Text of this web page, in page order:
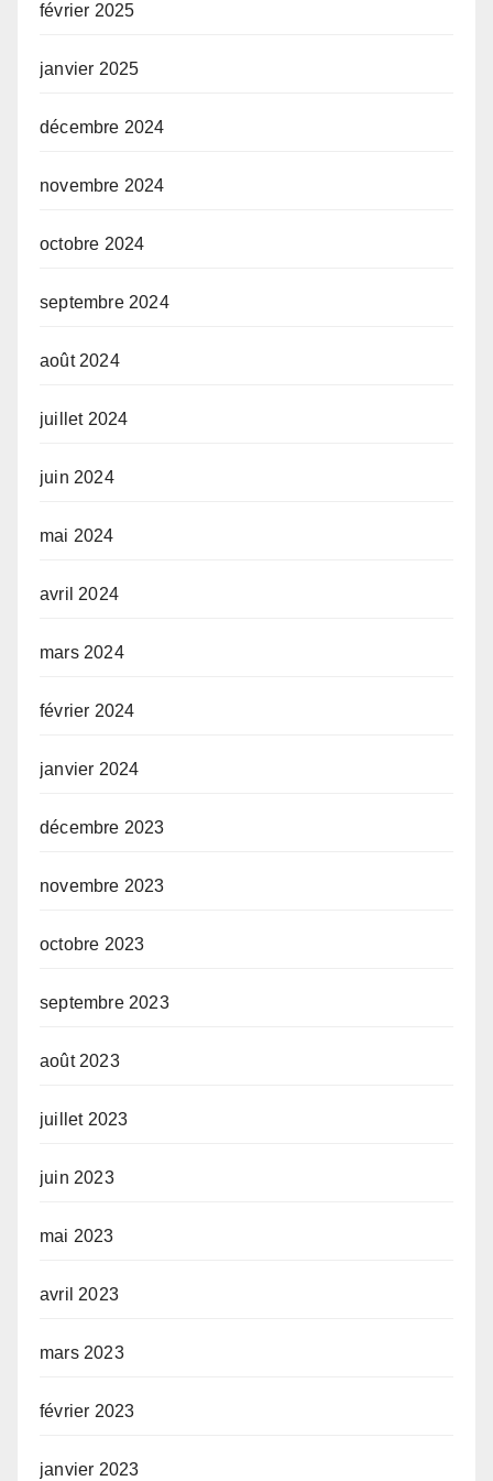
février 2025
janvier 2025
décembre 2024
novembre 2024
octobre 2024
septembre 2024
août 2024
juillet 2024
juin 2024
mai 2024
avril 2024
mars 2024
février 2024
janvier 2024
décembre 2023
novembre 2023
octobre 2023
septembre 2023
août 2023
juillet 2023
juin 2023
mai 2023
avril 2023
mars 2023
février 2023
janvier 2023